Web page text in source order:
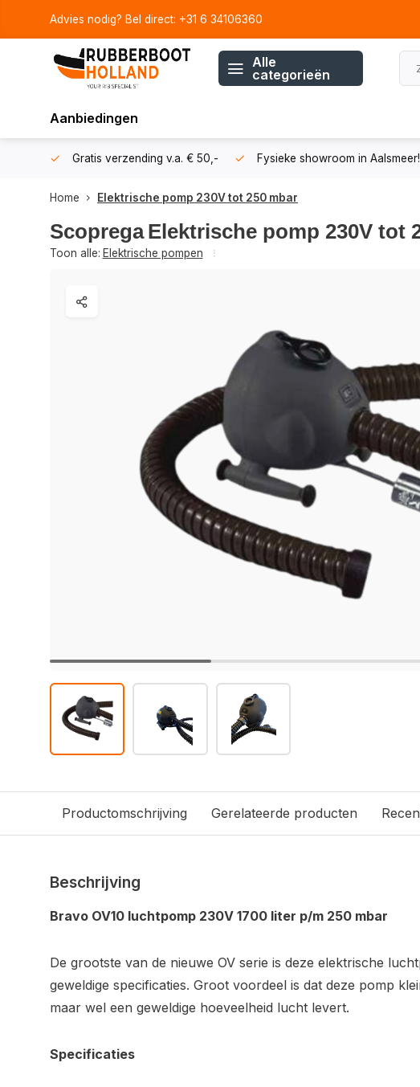
Advies nodig? Bel direct: +31 6 34106360
Alle
categorieën
Aanbiedingen
Gratis verzending v.a. € 50,- Fysieke showroom in Aalsmeer!
Home Elektrische pomp 230V tot 250 mbar
Scoprega Elektrische pomp 230V tot
Toon alle: Elektrische pompen
Productomschrijving Gerelateerde producten
Beschrijving
Bravo OV10 luchtpomp 230V 1700 liter p/m 250 mbar
De grootste van de nieuwe OV serie is deze elektrische
geweldige specificaties. Groot voordeel is dat deze pomp
maar wel een geweldige hoeveelheid lucht levert.
Specificaties